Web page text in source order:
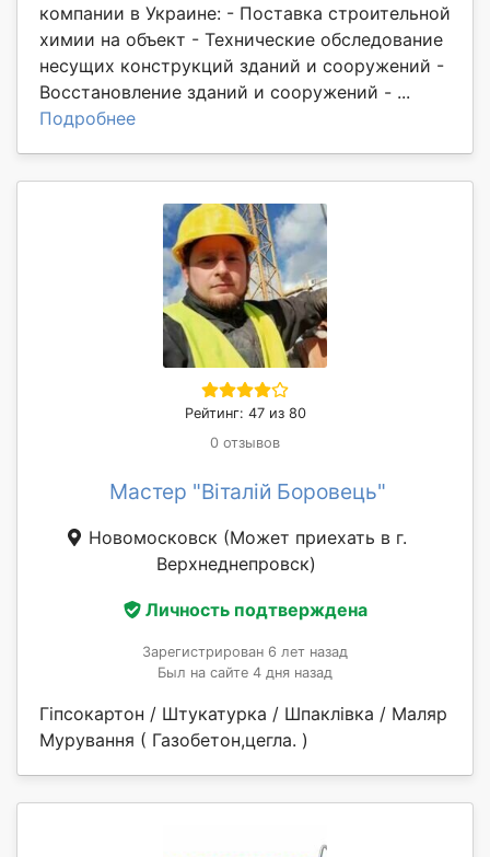
компании в Украине: - Поставка строительной
химии на объект - Технические обследование
несущих конструкций зданий и сооружений -
Восстановление зданий и сооружений - ...
Подробнее
Рейтинг: 47 из 80
0 отзывов
Мастер "Віталій Боровець"
Новомосковск (Может приехать в г.
Верхнеднепровск)
Личность подтверждена
Зарегистрирован 6 лет назад
Был на сайте 4 дня назад
Гіпсокартон / Штукатурка / Шпаклівка / Маляр
Мурування ( Газобетон,цегла. )​​​​​​​